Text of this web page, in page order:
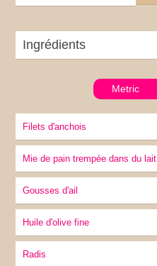
Ingrédients
Metric
Filets d'anchois
Mie de pain trempée dans du lait
gousses d'ail
Huile d'olive fine
radis